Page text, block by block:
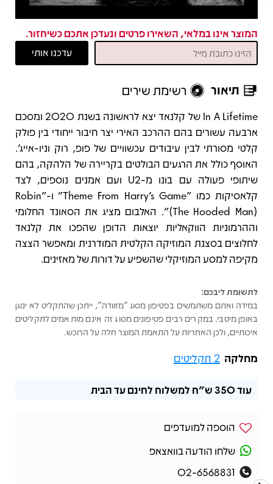
המוצר אינו במלאי, השאירו פרטים ונעדכן אתכם כשיחזור.
תיאור רשימת שירים
תיאור
In A Lifetime של קלנאד יצא לראשונה בשנת 2020 ומסכם
ארבעה עשורים בהם ההרכב האירי יצר חיבור ייחודי בין פולק
קלטי מסורתי לבין עיבודים עכשוויים של פופ, רוק וניו-אייג’.
האוסף כולל את הרגעים הבולטים בקריירה של הלהקה, בהם
שיתופי פעולה עם בונו מ-U2 ועם אמנים נוספים, לצד
קלאסיקות כמו "Theme From Harry’s Game" ו-"Robin
(The Hooded Man)". האלבום מציג את הסאונד החלומי
וההרמוניות הווקאליות יוצאות הדופן שהפכו את קלנאד
לחלוצים בסצנת המוזיקה הקלטית המודרנית ומאפשר הצצה
מקיפה למסע המוזיקלי שהשפיע על דורות של מאזינים.
לתשומת ליבכם:
במידה ואתם משתמשים בפטיפון מסוג "מזוודה", ייתכן שהתקליט לא ינוגן
באופן מיטבי. במקרים רבים פטיפונים מסוג זה אינם מותאמים לתקליטים
איכותיים, ולכן האחריות על התאמת המוצר חלה על הרוכש.
מחלקה 2 תקליטים
עוד350 ש"ח למשלוח לחינם עד הבית
הוספה למועדפים
שלחו הודעה בוואצאפ
02-6568831